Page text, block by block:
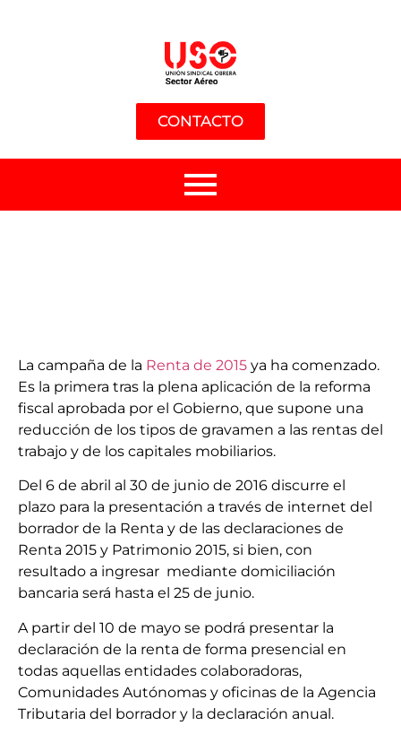
CONTACTO
La campaña de la Renta de 2015 ya ha comenzado.
Es la primera tras la plena aplicación de la reforma
fiscal aprobada por el Gobierno, que supone una
reducción de los tipos de gravamen a las rentas del
trabajo y de los capitales mobiliarios.
Del 6 de abril al 30 de junio de 2016 discurre el
plazo para la presentación a través de internet del
borrador de la Renta y de las declaraciones de
Renta 2015 y Patrimonio 2015, si bien, con
resultado a ingresar mediante domiciliación
bancaria será hasta el 25 de junio.
A partir del 10 de mayo se podrá presentar la
declaración de la renta de forma presencial en
todas aquellas entidades colaboradoras,
Comunidades Autónomas y oficinas de la Agencia
Tributaria del borrador y la declaración anual.